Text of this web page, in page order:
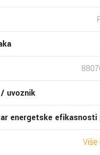
uvoznik
energetske efikasnosti